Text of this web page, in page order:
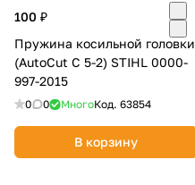
100 ₽
Пружина косильной головки
(AutoCut С 5-2) STIHL 0000-
997-2015
0 0 МногоКод. 63854
В корзину